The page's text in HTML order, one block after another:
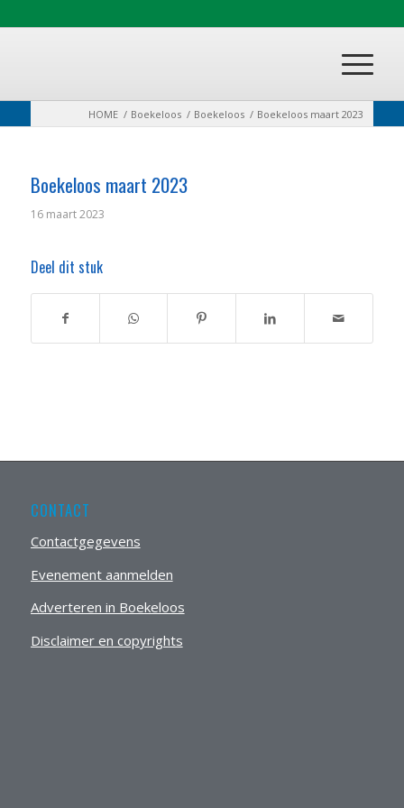
HOME / Boekeloos / Boekeloos / Boekeloos maart 2023
Boekeloos maart 2023
16 maart 2023
Deel dit stuk
CONTACT
Contactgegevens
Evenement aanmelden
Adverteren in Boekeloos
Disclaimer en copyrights